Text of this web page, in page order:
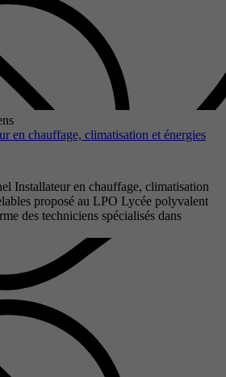
en chauffage, climatisation et énergies
Installateur en chauffage, climatisation
proposé au LPO Lycée polyvalent
des techniciens spécialisés dans